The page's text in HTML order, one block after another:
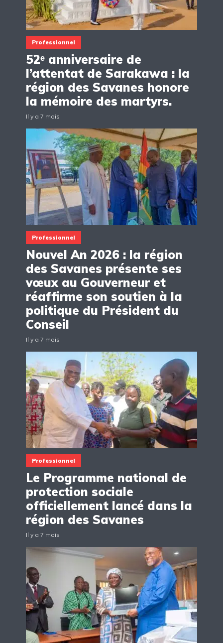
Professionnel
52ᵉ anniversaire de
l’attentat de Sarakawa : la
région des Savanes honore
la mémoire des martyrs.
Il y a 7 mois
Professionnel
Nouvel An 2026 : la région
des Savanes présente ses
vœux au Gouverneur et
réaffirme son soutien à la
politique du Président du
Conseil
Il y a 7 mois
Professionnel
Le Programme national de
protection sociale
officiellement lancé dans la
région des Savanes
Il y a 7 mois